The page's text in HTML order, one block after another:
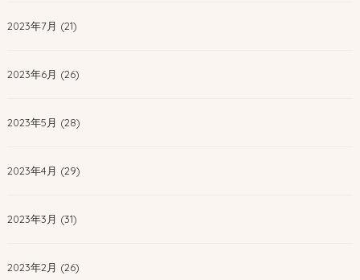
2023年7月 (21)
2023年6月 (26)
2023年5月 (28)
2023年4月 (29)
2023年3月 (31)
2023年2月 (26)